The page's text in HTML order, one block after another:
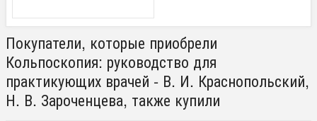
Покупатели, которые приобрели
Кольпоскопия: руководство для
практикующих врачей - В. И. Краснопольский,
Н. В. Зароченцева, также купили